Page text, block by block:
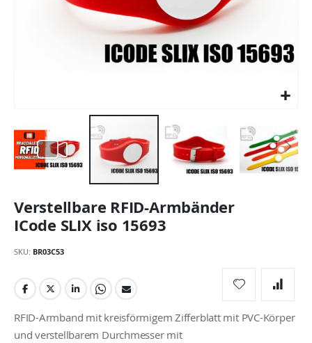
Anfang
der
Bildgalerie
springen
Verstellbare RFID-Armbänder
ICode SLIX iso 15693
SKU BR03C53
RFID-Armband mit kreisförmigem Zifferblatt mit PVC-Körper
und verstellbarem Durchmesser mit